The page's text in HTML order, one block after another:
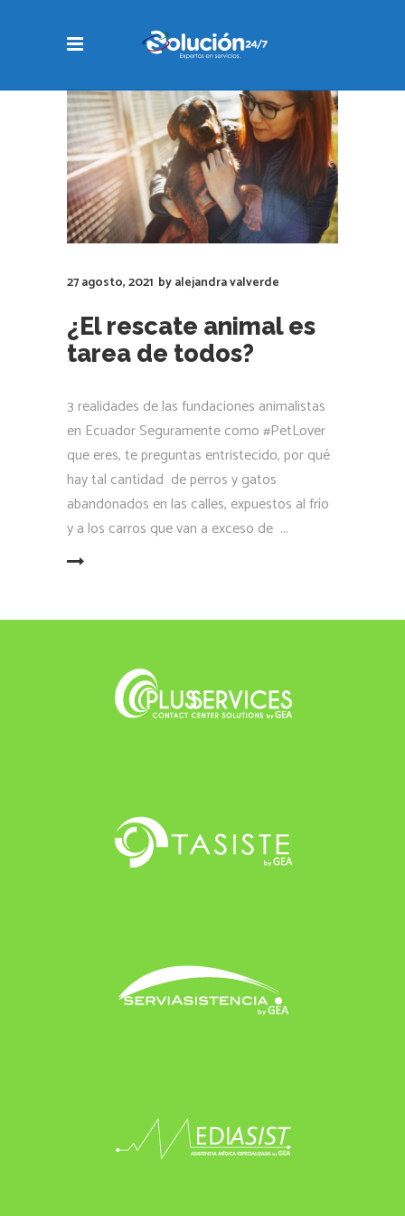
27 agosto, 2021 byalejandra valverde
¿El rescate animal es
tarea de todos?
3 realidades de las fundaciones animalistas
en Ecuador Seguramente como #PetLover
que eres, te preguntas entristecido, por qué
hay tal cantidad de perros y gatos
abandonados en las calles, expuestos al frío
y a los carros que van a exceso de